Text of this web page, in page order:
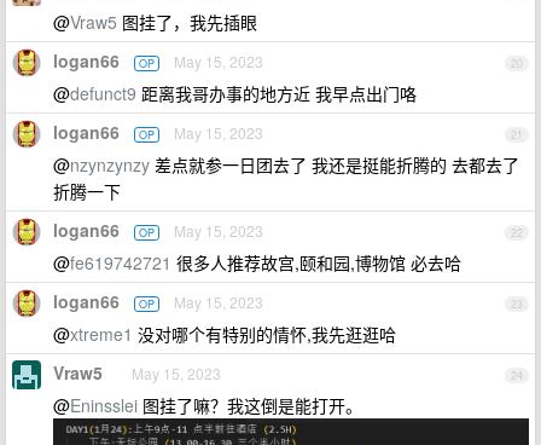
@Vraw5 图挂了，我先插眼
20
logan66 OP May 15, 2023
@defunct9 距离我哥办事的地方近 我早点出门咯
21
logan66 OP May 15, 2023
@nzynzynzy 差点就参一日团去了 我还是挺能折腾的 去都去了
折腾一下
22
logan66 OP May 15, 2023
@fe619742721 很多人推荐故宫,颐和园,博物馆 必去哈
23
logan66 OP May 15, 2023
@xtreme1 没对哪个有特别的情怀,我先逛逛哈
24
Vraw5 May 15, 2023
@Eninsslei 图挂了嘛？我这倒是能打开。